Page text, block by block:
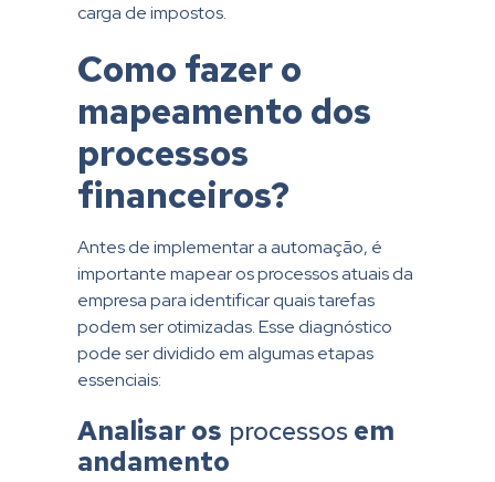
carga de impostos.
Como fazer o
mapeamento dos
processos
financeiros?
Antes de implementar a automação, é
importante mapear os processos atuais da
empresa para identificar quais tarefas
podem ser otimizadas. Esse diagnóstico
pode ser dividido em algumas etapas
essenciais:
Analisar os processosem
andamento